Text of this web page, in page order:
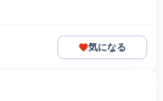
気になる